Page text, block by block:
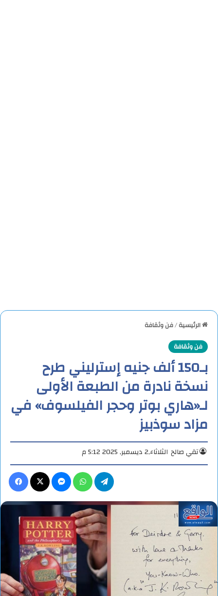
الرئيسية/فن وثقافة
فن وثقافة
بـ150 ألف جنيه إسترليني طرح
نسخة نادرة من الطبعة الأولى
لـ«هاري بوتر وحجر الفيلسوف» في
مزاد سوذبيز
تقي صالح الثلاثاء,2 ديسمبر, 2025 5:12 م
ماسنجر واتساب تيلقرام